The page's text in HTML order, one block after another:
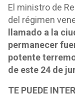
El ministro de
del régimen
llamado a la
permanecer
potente
de este 24 de
TE PUEDE